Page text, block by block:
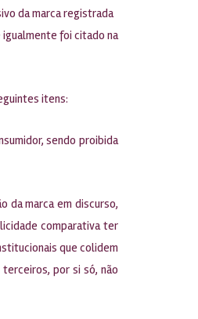
da marca registrada
foi citado na
itens:
sendo proibida
da marca em discurso,
comparativa ter
que colidem
por si só, não